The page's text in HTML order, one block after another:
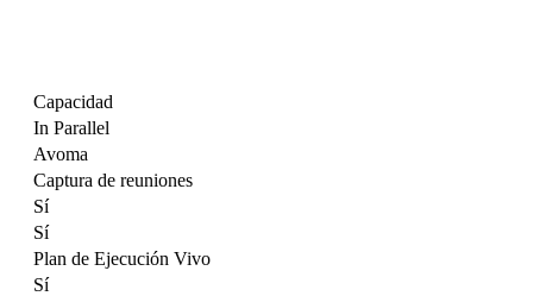
Capacidad
In Parallel
Avoma
Captura de reuniones
Sí
Sí
Plan de Ejecución Vivo
Sí